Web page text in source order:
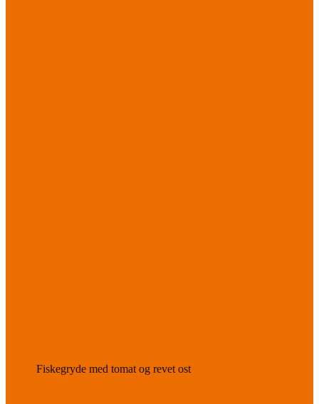
Fiskegryde med tomat og revet ost